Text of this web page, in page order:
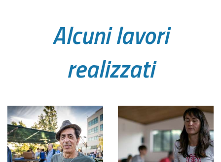
Alcuni lavori
realizzati